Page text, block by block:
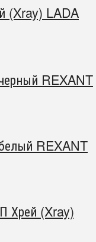
(Xray) LADA
REXANT
REXANT
Хрей (Xray)